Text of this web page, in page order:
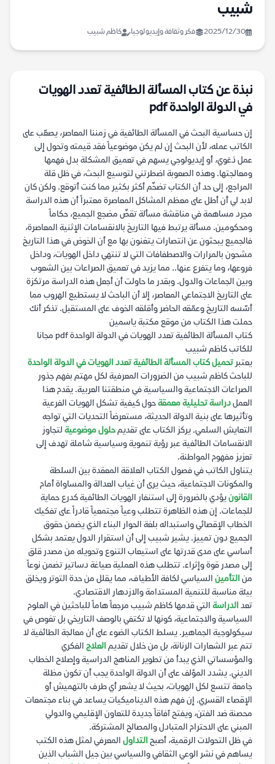
شبيب
2025/12/30 فكر وثقافة وإيديولوجيا كاظم شبيب
نبذة عن كتاب المسألة الطائفية تعدد الهويات
في الدولة الواحدة pdf
إن حساسية البحث في المسألة الطائفية في زمننا المعاصر، يصعّب على
الكاتب عمله، لأن البحث إن لم يكن موضوعياً فقد قيمته وتحول إلى
عمل دَعَوي، أو إيديولوجي يسهم في تعميق المشكلة بدل فهمها
ومعالجتها. وهذه الصعوبة اضطرتني لتوسيع البحث، في ظل قلة
المراجع، إلى حد أن الكتاب تضخّم أكثر بكثير مما كنت أتوقع. ولكن كان
لابد لي أن أطل على معظم المشاكل المعاصرة معتبراً أن هذه الدراسة
مجرد مساهمة في مناقشة مسألة تقضّ مضجع الجميع، حكاماً
ومحكومين. مسألة يرتبط فيها التاريخ بالانقسامات الإثنية المعاصرة،
فالجميع يبحثون عن انتصارات يتغنون بها مع أن الخوض في هذا التاريخ
مشحون بالمرارات والاصطفافات التي لا تنتهي داخل الهويات، وداخل
فروعها، وما يتفرع عنها.. مما يزيد في تعميق الصراعات بين الشعوب
وبين الجماعات والدول. وبقدر ما حاولت أن أجعل هذه الدراسة مرتكزة
على التاريخ الاجتماعي المعاصر، إلا أن الباحث لا يستطيع الهروب مما
أسّسه التاريخ وعمّقه الحاضر وأقلقه الخوف على المستقبل. تذكر أنك
حملت هذا الكتاب من موقع مكتبة ياسمين
كتاب المسألة الطائفية تعدد الهويات في الدولة الواحدة pdf مجانا
للكاتب كاظم شبيب
يعتبرتحميل كتاب المسألة الطائفية تعدد الهويات في الدولة الواحدة
للباحث كاظم شبيب من الضرورات المعرفية لكل مهتم بفهم جذور
الصراعات الاجتماعية والسياسية في منطقتنا العربية. يقدم هذا
العملدراسة تحليلية معمقةحول كيفية تشكل الهويات الفرعية
وتأثيرها على بنية الدولة الحديثة، مستعرضاً التحديات التي تواجه
التعايش السلمي. يركز الكتاب على تقديمحلول موضوعية لتجاوز
الانقسامات الطائفية عبر رؤية تنموية وسياسية شاملة تهدف إلى
تعزيز مفهوم المواطنة.
يتناول الكاتب في فصول الكتاب العلاقة المعقدة بين السلطة
والمكونات الاجتماعية، حيث يرى أن غياب العدالة والمساواة أمام
القانونيؤدي بالضرورة إلى استنفار الهويات الطائفية كدرع حماية
للجماعات. إن هذه الظاهرة تتطلب وعياً مجتمعياً قادراً على تفكيك
الخطاب الإقصائي واستبداله بلغة الحوار البناء الذي يضمن حقوق
الجميع دون تمييز. يشير شبيب إلى أن استقرار الدول يعتمد بشكل
أساسي على مدى قدرتها على استيعاب التنوع وتحويله من مصدر قلق
إلى مصدر قوة وإثراء. تتطلب هذه العملية صياغة دساتير تضمن نوعاً
منالتأمين السياسي لكافة الأطياف، مما يقلل من حدة التوتر ويخلق
بيئة مناسبة للتنمية المستدامة والازدهار الاقتصادي.
تعدالدراسة التي قدمها كاظم شبيب مرجعاً هاماً للباحثين في العلوم
السياسية والاجتماعية، كونها لا تكتفي بالوصف التاريخي بل تغوص في
سيكولوجية الجماهير. يسلط الكتاب الضوء على أن معالجة الطائفية لا
تتم عبر الشعارات الرنانة، بل من خلال تقديمالعلاج الفكري
والمؤسساتي الذي يبدأ من تطوير المناهج الدراسية وإصلاح الخطاب
الديني. يشدد المؤلف على أن الدولة الواحدة يجب أن تكون مظلة
جامعة تتسع لكل الهويات، بحيث لا يشعر أي طرف بالتهميش أو
الإقصاء القسري. إن فهم هذه الديناميكيات يساعد في بناء مجتمعات
محصنة ضد الفتن، ويفتح آفاقاً جديدة للتعاون الإقليمي والدولي
المبني على الاحترام المتبادل والمصالح المشتركة.
في ظل التحولات الرقمية، أصبحالتداول المعرفي لمثل هذه الكتب
يساهم في نشر الوعي الثقافي والسياسي بين جيل الشباب الذين